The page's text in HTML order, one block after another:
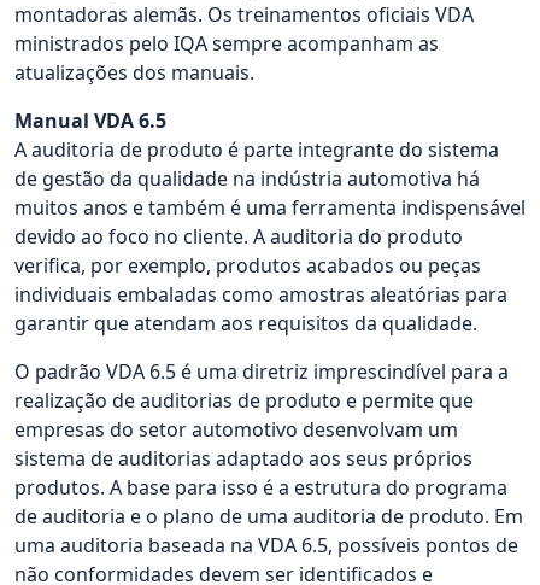
montadoras alemãs. Os treinamentos oficiais VDA
ministrados pelo IQA sempre acompanham as
atualizações dos manuais.
Manual VDA 6.5
A auditoria de produto é parte integrante do sistema
de gestão da qualidade na indústria automotiva há
muitos anos e também é uma ferramenta indispensável
devido ao foco no cliente. A auditoria do produto
verifica, por exemplo, produtos acabados ou peças
individuais embaladas como amostras aleatórias para
garantir que atendam aos requisitos da qualidade.
O padrão VDA 6.5 é uma diretriz imprescindível para a
realização de auditorias de produto e permite que
empresas do setor automotivo desenvolvam um
sistema de auditorias adaptado aos seus próprios
produtos. A base para isso é a estrutura do programa
de auditoria e o plano de uma auditoria de produto. Em
uma auditoria baseada na VDA 6.5, possíveis pontos de
não conformidades devem ser identificados e